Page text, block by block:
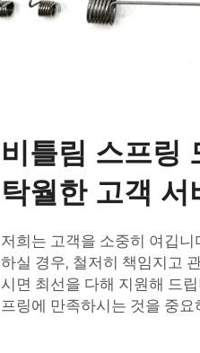
비틀림 스프링
탁월한 고객 서
저희는 고객을 소중히 여깁
하실 경우, 철저히 책임지고
시면 최선을 다해 지원해 드
프링에 만족하시는 것을 중요